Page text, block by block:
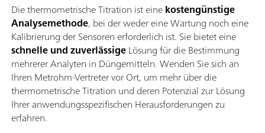
Die thermometrische Titration ist einekostengünstige
Analysemethode, bei der weder eine Wartung noch eine
Kalibrierung der Sensoren erforderlich ist. Sie bietet eine
schnelle und zuverlässigeLösung für die Bestimmung
mehrerer Analyten in Düngemitteln. Wenden Sie sich an
Ihren Metrohm-Vertreter vor Ort, um mehr über die
thermometrische Titration und deren Potenzial zur Lösung
Ihrer anwendungsspezifischen Herausforderungen zu
erfahren.